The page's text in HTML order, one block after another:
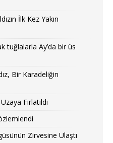
İlk Kez Yakın
tuğlalarla Ay’da bir üs
Bir Karadeliğin
Fırlatıldı
Zirvesine Ulaştı